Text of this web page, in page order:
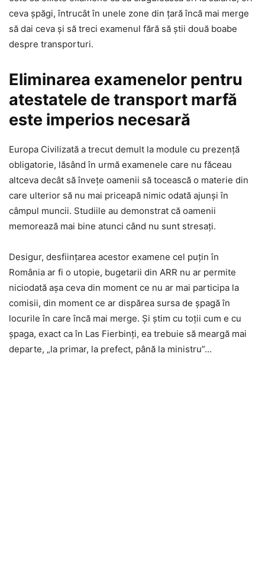
ceva șpăgi, întrucât în unele zone din țară încă mai merge
să dai ceva și să treci examenul fără să știi două boabe
despre transporturi.
Eliminarea examenelor pentru
atestatele de transport marfă
este imperios necesară
Europa Civilizată a trecut demult la module cu prezență
obligatorie, lăsând în urmă examenele care nu făceau
altceva decât să învețe oamenii să tocească o materie din
care ulterior să nu mai priceapă nimic odată ajunși în
câmpul muncii. Studiile au demonstrat că oamenii
memorează mai bine atunci când nu sunt stresați.
Desigur, desființarea acestor examene cel puțin în
România ar fi o utopie, bugetarii din ARR nu ar permite
niciodată așa ceva din moment ce nu ar mai participa la
comisii, din moment ce ar dispărea sursa de șpagă în
locurile în care încă mai merge. Și știm cu toții cum e cu
șpaga, exact ca în Las Fierbinți, ea trebuie să meargă mai
departe, „la primar, la prefect, până la ministru”…